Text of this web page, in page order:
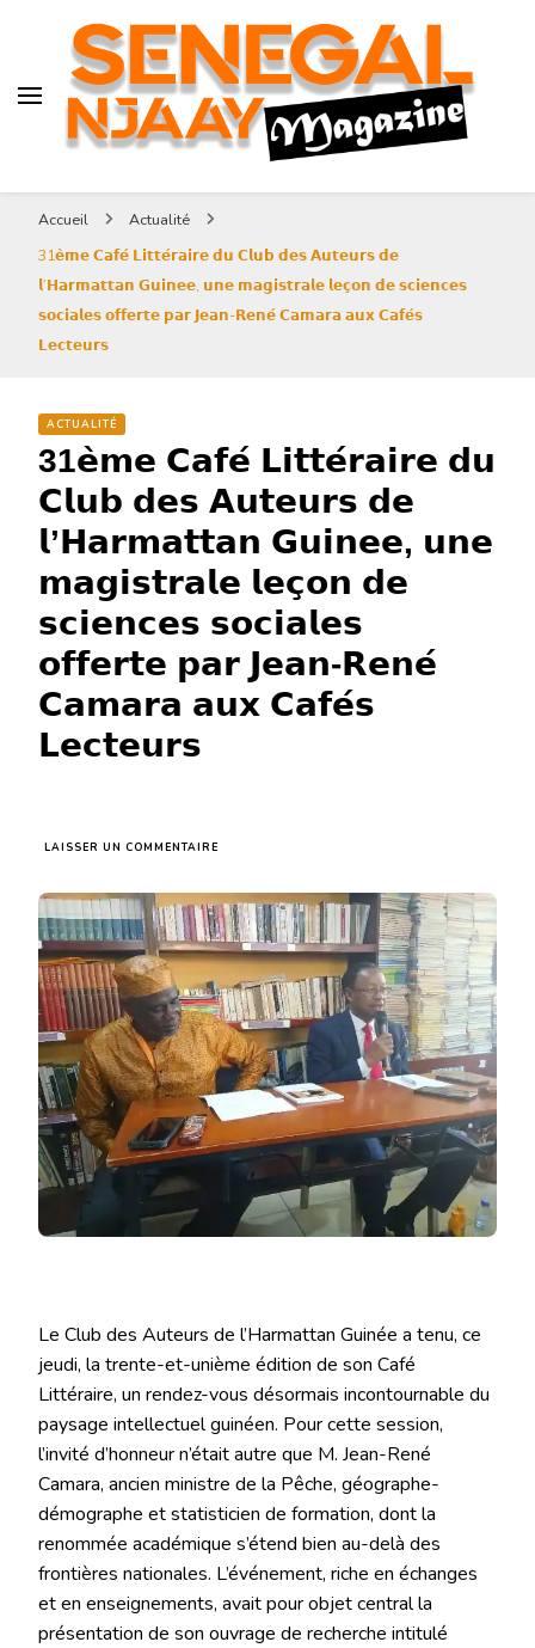
Senegal-njaay.com littérature
Africaine littérature sénégalaise
Art et Culture
Magazine Sénégal Njaay –
Senegal-njaay.com littérature
Africaine littérature
sénégalaise Art et Culture
revue littéraire africaine
Accueil
Actualité
31𝗲̀𝗺𝗲 𝗖𝗮𝗳𝗲́ 𝗟𝗶𝘁𝘁𝗲́𝗿𝗮𝗶𝗿𝗲 𝗱𝘂 𝗖𝗹𝘂𝗯 𝗱𝗲𝘀 𝗔𝘂𝘁𝗲𝘂𝗿𝘀 𝗱𝗲
𝗹’𝗛𝗮𝗿𝗺𝗮𝘁𝘁𝗮𝗻 𝗚𝘂𝗶𝗻𝗲𝗲, 𝘂𝗻𝗲 𝗺𝗮𝗴𝗶𝘀𝘁𝗿𝗮𝗹𝗲 𝗹𝗲𝗰̧𝗼𝗻 𝗱𝗲 𝘀𝗰𝗶𝗲𝗻𝗰𝗲𝘀
𝘀𝗼𝗰𝗶𝗮𝗹𝗲𝘀 𝗼𝗳𝗳𝗲𝗿𝘁𝗲 𝗽𝗮𝗿 𝗝𝗲𝗮𝗻-𝗥𝗲𝗻𝗲́ 𝗖𝗮𝗺𝗮𝗿𝗮 𝗮𝘂𝘅 𝗖𝗮𝗳𝗲́𝘀
𝗟𝗲𝗰𝘁𝗲𝘂𝗿𝘀
ACTUALITÉ
31𝗲̀𝗺𝗲 𝗖𝗮𝗳𝗲́ 𝗟𝗶𝘁𝘁𝗲́𝗿𝗮𝗶𝗿𝗲 𝗱𝘂
𝗖𝗹𝘂𝗯 𝗱𝗲𝘀 𝗔𝘂𝘁𝗲𝘂𝗿𝘀 𝗱𝗲
𝗹’𝗛𝗮𝗿𝗺𝗮𝘁𝘁𝗮𝗻 𝗚𝘂𝗶𝗻𝗲𝗲, 𝘂𝗻𝗲
𝗺𝗮𝗴𝗶𝘀𝘁𝗿𝗮𝗹𝗲 𝗹𝗲𝗰̧𝗼𝗻 𝗱𝗲
𝘀𝗰𝗶𝗲𝗻𝗰𝗲𝘀 𝘀𝗼𝗰𝗶𝗮𝗹𝗲𝘀
𝗼𝗳𝗳𝗲𝗿𝘁𝗲 𝗽𝗮𝗿 𝗝𝗲𝗮𝗻-𝗥𝗲𝗻𝗲́
𝗖𝗮𝗺𝗮𝗿𝗮 𝗮𝘂𝘅 𝗖𝗮𝗳𝗲́𝘀
𝗟𝗲𝗰𝘁𝗲𝘂𝗿𝘀
LAISSER UN COMMENTAIRE
𝗟𝗶𝘁𝘁𝗲́𝗿𝗮𝗶𝗿𝗲
𝗱𝘂
𝗖𝗹𝘂𝗯
𝗱𝗲𝘀
𝗔𝘂𝘁𝗲𝘂𝗿𝘀
𝗱𝗲
𝗹’𝗛𝗮𝗿𝗺𝗮𝘁𝘁𝗮𝗻
𝗚𝘂𝗶𝗻𝗲𝗲,
𝘂𝗻𝗲
𝗺𝗮𝗴𝗶𝘀𝘁𝗿𝗮𝗹𝗲
𝗹𝗲𝗰̧𝗼𝗻
𝗱𝗲
𝘀𝗼𝗰𝗶𝗮𝗹𝗲𝘀
𝗼𝗳𝗳𝗲𝗿𝘁𝗲
𝗝𝗲𝗮𝗻-
𝗥𝗲𝗻𝗲́
‎Le Club des Auteurs de l’Harmattan Guinée a tenu, ce
jeudi, la trente-et-unième édition de son Café
Littéraire, un rendez-vous désormais incontournable du
paysage intellectuel guinéen. Pour cette session,
l’invité d’honneur n’était autre que M. Jean-René
Camara, ancien ministre de la Pêche, géographe-
démographe et statisticien de formation, dont la
renommée académique s’étend bien au-delà des
frontières nationales. L’événement, riche en échanges
et en enseignements, avait pour objet central la
présentation de son ouvrage de recherche intitulé